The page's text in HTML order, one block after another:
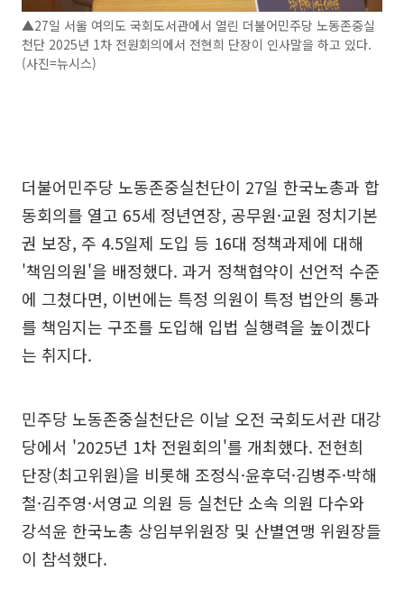
▲27일 서울 여의도 국회도서관에서 열린 더불어민주당 노동존중실
천단 2025년 1차 전원회의에서 전현희 단장이 인사말을 하고 있다.
(사진=뉴시스)
더불어민주당 노동존중실천단이 27일 한국노총과 합
동회의를 열고 65세 정년연장, 공무원·교원 정치기본
권 보장, 주 4.5일제 도입 등 16대 정책과제에 대해
'책임의원'을 배정했다. 과거 정책협약이 선언적 수준
에 그쳤다면, 이번에는 특정 의원이 특정 법안의 통과
를 책임지는 구조를 도입해 입법 실행력을 높이겠다
는 취지다.
민주당 노동존중실천단은 이날 오전 국회도서관 대강
당에서 '2025년 1차 전원회의'를 개최했다. 전현희
단장(최고위원)을 비롯해 조정식·윤후덕·김병주·박해
철·김주영·서영교 의원 등 실천단 소속 의원 다수와
강석윤 한국노총 상임부위원장 및 산별연맹 위원장들
이 참석했다.